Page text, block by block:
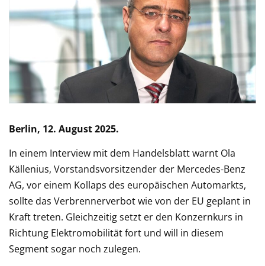
Berlin, 12. August 2025.
In einem Interview mit dem Handelsblatt warnt Ola
Källenius, Vorstandsvorsitzender der Mercedes-Benz
AG, vor einem Kollaps des europäischen Automarkts,
sollte das Verbrennerverbot wie von der EU geplant in
Kraft treten. Gleichzeitig setzt er den Konzernkurs in
Richtung Elektromobilität fort und will in diesem
Segment sogar noch zulegen.